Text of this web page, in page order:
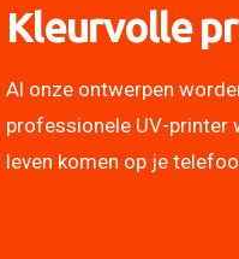
Kleurvolle
Al onze ontwerpen
professionele UV-printer
leven komen op je